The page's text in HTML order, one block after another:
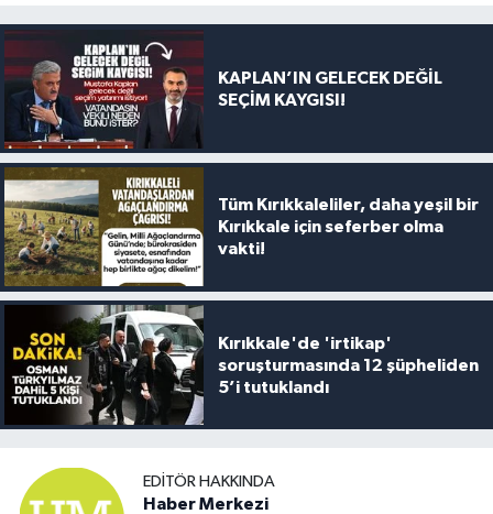
KAPLAN’IN GELECEK DEĞİL
SEÇİM KAYGISI!
Tüm Kırıkkaleliler, daha yeşil bir
Kırıkkale için seferber olma
vakti!
Kırıkkale'de 'irtikap'
soruşturmasında 12 şüpheliden
5’i tutuklandı
EDITÖR HAKKINDA
Haber Merkezi